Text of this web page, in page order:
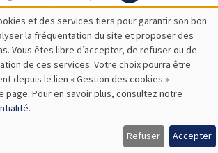
et des services tiers pour garantir son bon
la fréquentation du site et proposer des
Vous êtes libre d’accepter, de refuser ou de
de ces services. Votre choix pourra être
depuis le lien « Gestion des cookies »
page. Pour en savoir plus, consultez notre
.
Refuser Accepter